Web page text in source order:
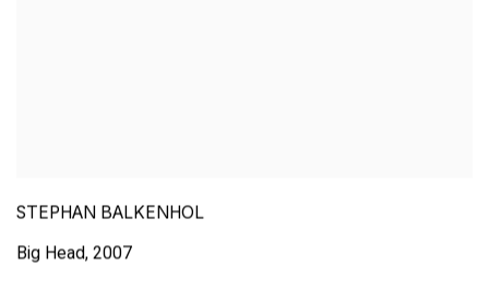
STEPHAN BALKENHOL
Big Head, 2007